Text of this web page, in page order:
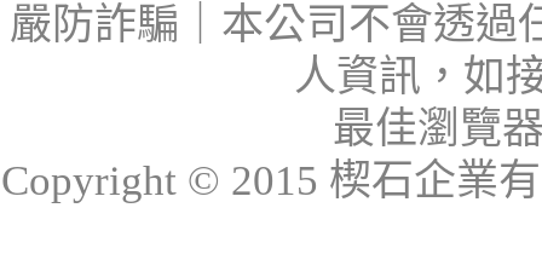
嚴防詐騙｜本公司不會透過
人資訊，如
最佳瀏覽
Copyright © 2015 楔石企業